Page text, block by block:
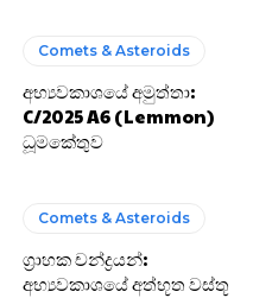
Comets & Asteroids
අභ්‍යවකාශයේ අමුත්තා:
C/2025 A6 (Lemmon)
ධූමකේතුව
Comets & Asteroids
ග්‍රාහක චන්ද්‍රයන්:
අභ්‍යවකාශයේ අත්භූත වස්තූ